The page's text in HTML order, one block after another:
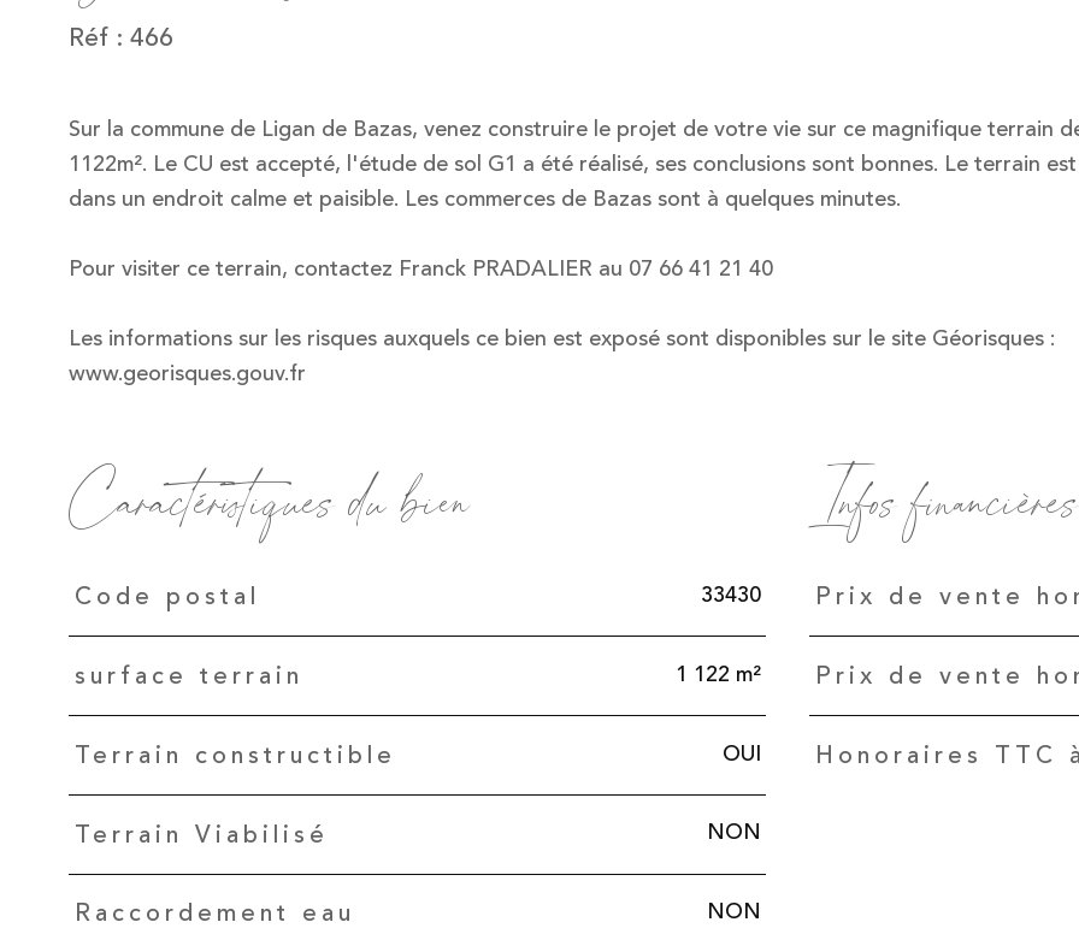
Réf : 466
Sur la commune de Ligan de Bazas, venez construire le projet de votre vie sur ce magnifique terrain
1122m². Le CU est accepté, l'étude de sol G1 a été réalisé, ses conclusions sont bonnes. Le terrain
dans un endroit calme et paisible. Les commerces de Bazas sont à quelques minutes.
Pour visiter ce terrain, contactez Franck PRADALIER au 07 66 41 21 40
Les informations sur les risques auxquels ce bien est exposé sont disponibles sur le site Géorisques :
www.georisques.gouv.fr
Caractéristiques du bien
Caractéristiques Valeurs
Code postal 33430
surface terrain 1 122 m²
Terrain constructible OUI
Terrain Viabilisé NON
Raccordement eau NON
Infos financières
Caractéristiques Valeurs
Prix de vente
Prix de vente
Honoraires TTC